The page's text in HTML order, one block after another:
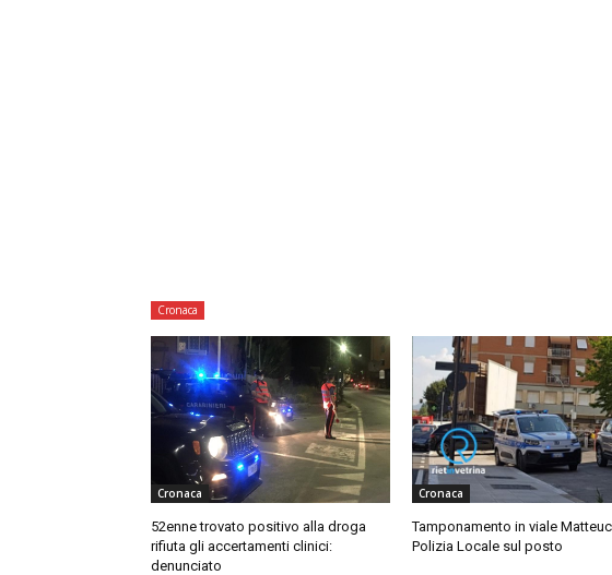
Cronaca
Cronaca
52enne trovato positivo alla droga
rifiuta gli accertamenti clinici:
denunciato
Cronaca
Tamponamento in viale
Polizia Locale sul posto